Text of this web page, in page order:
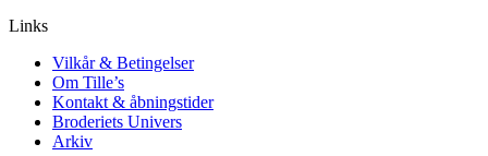
Links
Vilkår & Betingelser
Om Tille’s
Kontakt & åbningstider
Broderiets Univers
Arkiv